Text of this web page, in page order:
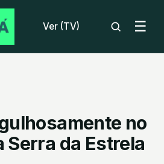
Ver (TV) ☰
no
Serra da Estrela